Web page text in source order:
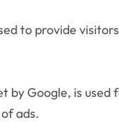
to provide
by Google, is
ads.